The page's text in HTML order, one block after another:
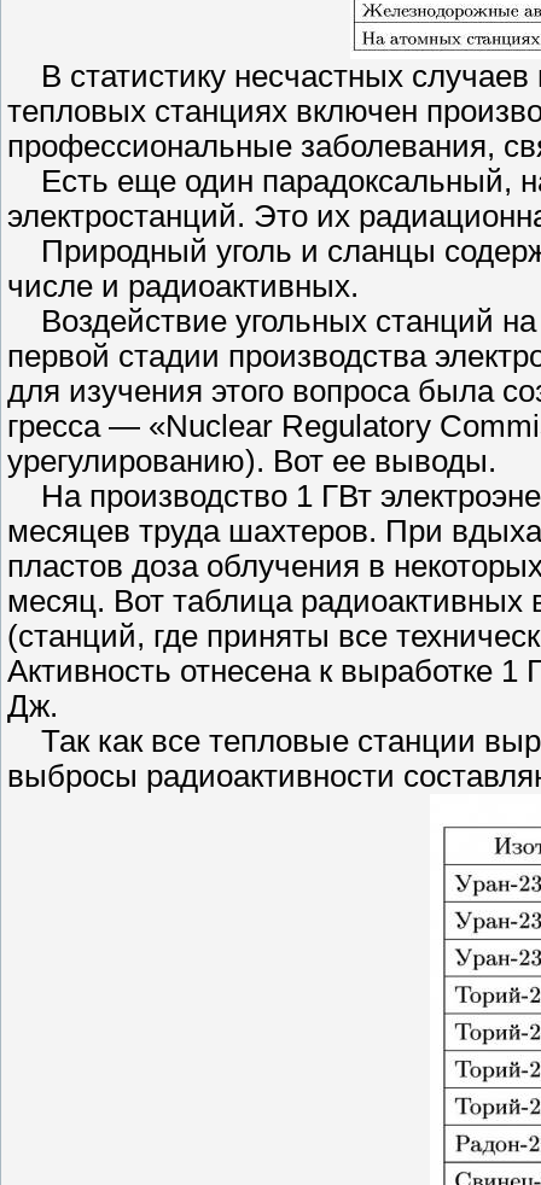
В статистику несчастных случаев
тепловых станциях включен
профессиональные заболевания,
Есть еще один парадоксальный,
электростанций. Это их
Природный уголь и сланцы
числе и радиоактивных.
Воздействие угольных станций
первой стадии производства
для изучения этого вопроса была
гресса — «Nuclear Regulatory
урегулированию). Вот ее выводы.
На производство 1 ГВт
месяцев труда шахтеров. При
пластов доза облучения в
месяц. Вот таблица
(станций, где приняты все
Активность отнесена к выработке 1
Дж.
Так как все тепловые станции
выбросы радиоактивности